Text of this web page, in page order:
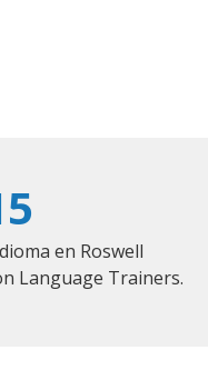
en Roswell
Language Trainers.